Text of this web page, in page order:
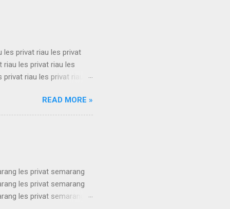
privat sukabumi les
privat su...
les privat riau les privat
riau les privat riau les
riau les privat riau
riau les privat riau les
riau les privat riau
READ MORE »
les privat semarang
les privat semarang
les privat semarang